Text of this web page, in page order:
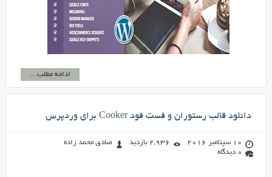
ادامه مطلب...
دانلود قالب رستوران و فست فود Cooker برای وردپرس
10 سپتامبر 2016 2,936 بازدید
صادق محمد زاده
0 دیدگاه